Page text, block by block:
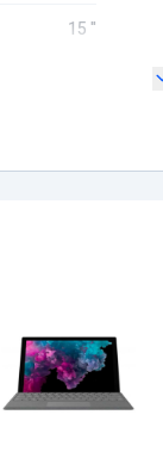
" 15
32GB
1TB